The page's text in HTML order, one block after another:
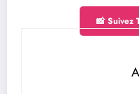
📸 Suivez